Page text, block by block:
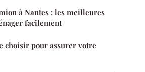
à Nantes : les meilleures
facilement
choisir pour assurer votre